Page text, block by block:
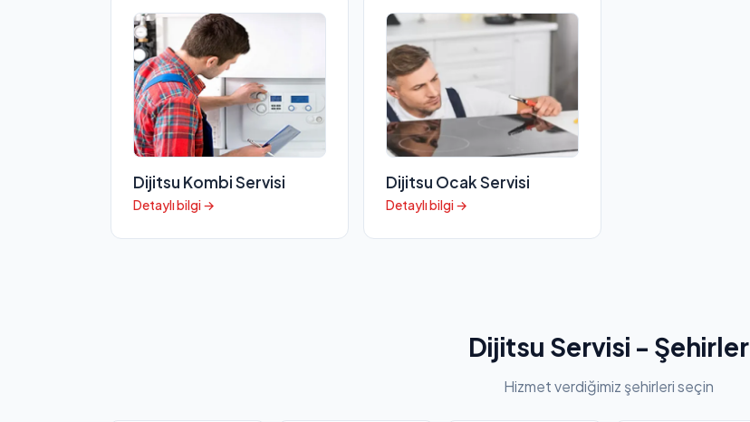
Dijitsu Kombi Servisi
Detaylı bilgi →
Dijitsu Ocak Servisi
Detaylı bilgi →
Dijitsu Servisi - Şehirler
Hizmet verdiğimiz şehirleri seçin